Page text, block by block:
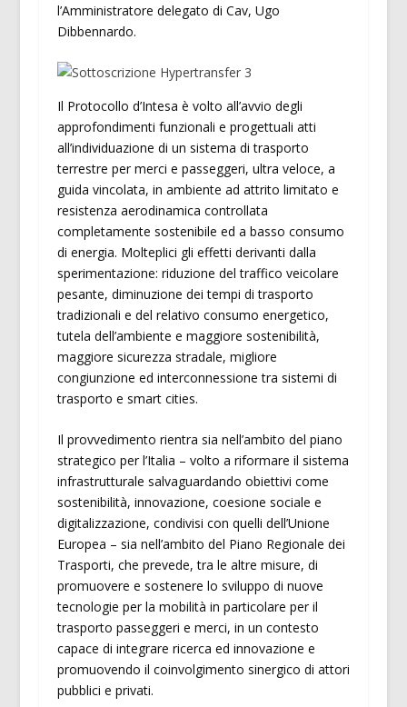
l’Amministratore delegato di Cav, Ugo
Dibbennardo.
Il Protocollo d’Intesa è volto all’avvio degli
approfondimenti funzionali e progettuali atti
all’individuazione di un sistema di trasporto
terrestre per merci e passeggeri, ultra veloce, a
guida vincolata, in ambiente ad attrito limitato e
resistenza aerodinamica controllata
completamente sostenibile ed a basso consumo
di energia. Molteplici gli effetti derivanti dalla
sperimentazione: riduzione del traffico veicolare
pesante, diminuzione dei tempi di trasporto
tradizionali e del relativo consumo energetico,
tutela dell’ambiente e maggiore sostenibilità,
maggiore sicurezza stradale, migliore
congiunzione ed interconnessione tra sistemi di
trasporto e smart cities.
Il provvedimento rientra sia nell’ambito del piano
strategico per l’Italia – volto a riformare il sistema
infrastrutturale salvaguardando obiettivi come
sostenibilità, innovazione, coesione sociale e
digitalizzazione, condivisi con quelli dell’Unione
Europea – sia nell’ambito del Piano Regionale dei
Trasporti, che prevede, tra le altre misure, di
promuovere e sostenere lo sviluppo di nuove
tecnologie per la mobilità in particolare per il
trasporto passeggeri e merci, in un contesto
capace di integrare ricerca ed innovazione e
promuovendo il coinvolgimento sinergico di attori
pubblici e privati.